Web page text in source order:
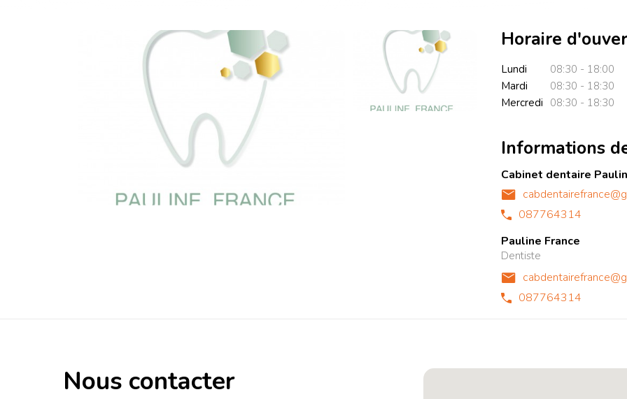
Horaire
Lundi
08:30 - 18:00
Mardi
08:30 - 18:30
Mercredi 08:30 - 18:30
Informations
Cabinet dentaire
087764314
Pauline France
Dentiste
087764314
Nous contacter